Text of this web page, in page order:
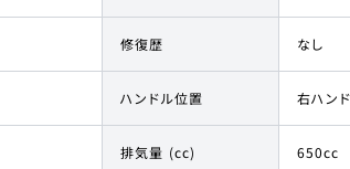
修復歴 なし
ハンドル位置 右ハン
排気量 (cc) 650cc